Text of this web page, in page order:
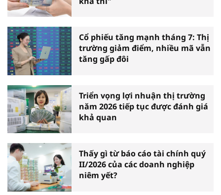
Cổ phiếu tăng mạnh tháng 7: Thị
trường giảm điểm, nhiều mã vẫn
tăng gấp đôi
Triển vọng lợi nhuận thị trường
năm 2026 tiếp tục được đánh giá
khả quan
Thấy gì từ báo cáo tài chính quý
II/2026 của các doanh nghiệp
niêm yết?